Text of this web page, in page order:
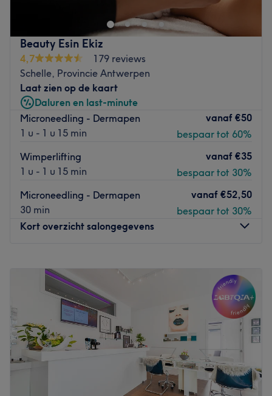
Beauty Esin Ekiz
4,7
179 reviews
Schelle, Provincie Antwerpen
Laat zien op de kaart
Daluren en last-minute
Microneedling - Dermapen
1 u - 1 u 15 min
vanaf €50
bespaar tot 60%
Wimperlifting
1 u - 1 u 15 min
vanaf €35
bespaar tot 30%
Microneedling - Dermapen
30 min
vanaf €52,50
bespaar tot 30%
Kort overzicht salongegevens
Dinsdag
19:00
Woensdag
19:00
Donderdag
–19:00
Vrijdag
10:00
19:00
Zaterdag
10:00 –16:00
Zondag
10:00
Beauty Esin Ekiz in Schelle is the place to be voor jouw
beauty behandeling! Je kunt bij deze sfeervolle